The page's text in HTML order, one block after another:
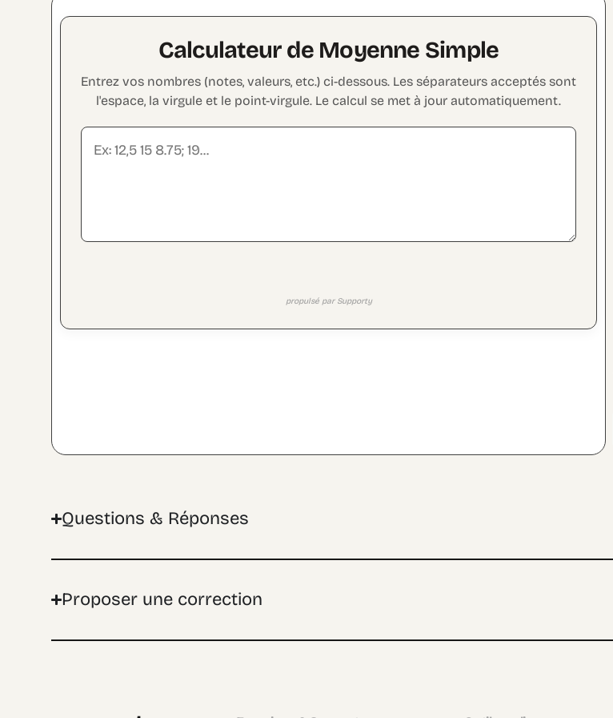
Calculateur de Moyenne Simple
Entrez vos nombres (notes, valeurs, etc.) ci-dessous. Les séparateurs acceptés sont
l'espace, la virgule et le point-virgule. Le calcul se met à jour automatiquement.
propulsé par Supporty
Questions & Réponses
Proposer une correction